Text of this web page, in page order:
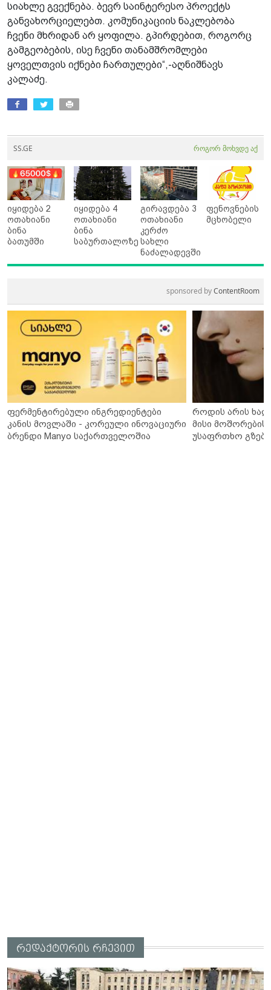
სიახლე გვექნება. ბევრ საინტერესო პროექტს
განვახორციელებთ. კომუნიკაციის ნაკლებობა
ჩვენი მხრიდან არ ყოფილა. გპირდებით, როგორც
გამგეობების, ისე ჩვენი თანამშრომლები
ყოველთვის იქნები ჩართულები“,-აღნიშნავს
კალაძე.
SS.GE როგორ მოხვდე აქ
იყიდება 2
ოთახიანი
ბინა
ბათუმში
იყიდება 4
ოთახიანი
ბინა
საბურთალოზე
გირავდება 3
ოთახიანი
კერძო
სახლი
ნაძალადევში
ფენოვნების
მცხობელი
sponsored byContentRoom
ფერმენტირებული ინგრედიენტები
კანის მოვლაში - კორეული ინოვაციური
ბრენდი Manyo საქართველოშია
როდის არის
მისი მოშორების
უსაფრთხო გზები
რედაქტორის რჩევით